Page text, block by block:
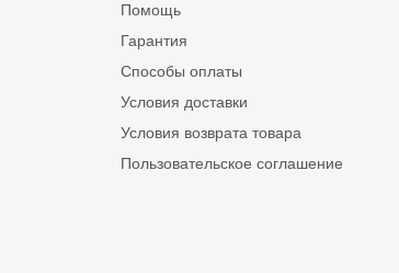
Помощь
Гарантия
Способы оплаты
Условия доставки
Условия возврата товара
Пользовательское соглашение